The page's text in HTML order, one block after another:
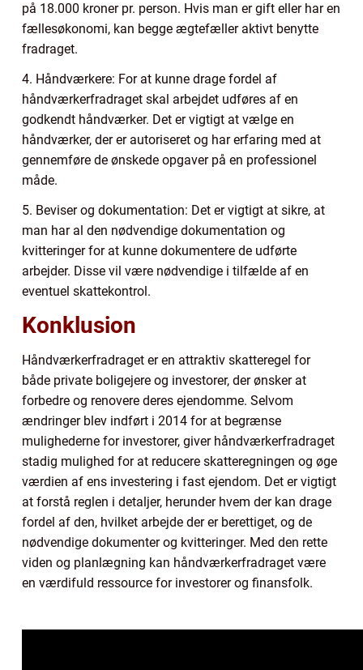
på 18.000 kroner pr. person. Hvis man er gift eller har en
fællesøkonomi, kan begge ægtefæller aktivt benytte
fradraget.
4. Håndværkere: For at kunne drage fordel af
håndværkerfradraget skal arbejdet udføres af en
godkendt håndværker. Det er vigtigt at vælge en
håndværker, der er autoriseret og har erfaring med at
gennemføre de ønskede opgaver på en professionel
måde.
5. Beviser og dokumentation: Det er vigtigt at sikre, at
man har al den nødvendige dokumentation og
kvitteringer for at kunne dokumentere de udførte
arbejder. Disse vil være nødvendige i tilfælde af en
eventuel skattekontrol.
Konklusion
Håndværkerfradraget er en attraktiv skatteregel for
både private boligejere og investorer, der ønsker at
forbedre og renovere deres ejendomme. Selvom
ændringer blev indført i 2014 for at begrænse
mulighederne for investorer, giver håndværkerfradraget
stadig mulighed for at reducere skatteregningen og øge
værdien af ens investering i fast ejendom. Det er vigtigt
at forstå reglen i detaljer, herunder hvem der kan drage
fordel af den, hvilket arbejde der er berettiget, og de
nødvendige dokumenter og kvitteringer. Med den rette
viden og planlægning kan håndværkerfradraget være
en værdifuld ressource for investorer og finansfolk.